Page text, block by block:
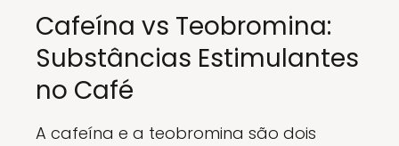
Cafeína vs Teobromina:
Substâncias Estimulantes
no Café
A cafeína e a teobromina são dois